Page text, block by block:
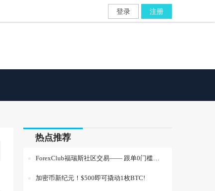
登录 注册
热点推荐
ForexClub福瑞斯社区交易—— 跟单0门槛！您的交易“印钞机”来了！
加密币新纪元！$500即可撬动1枚BTC!